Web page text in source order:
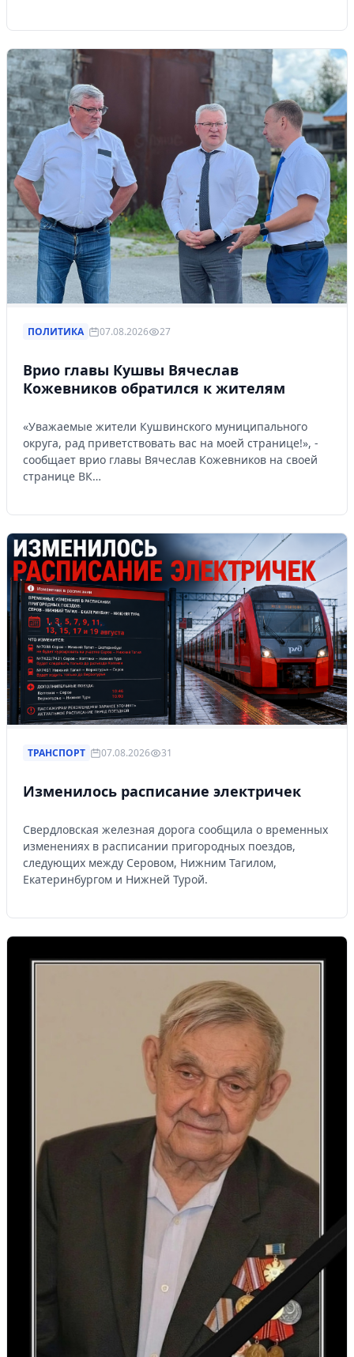
ПОЛИТИКА 07.08.2026 27
Врио главы Кушвы Вячеслав
Кожевников обратился к жителям
«Уважаемые жители Кушвинского муниципального
округа, рад приветствовать вас на моей странице!», -
сообщает врио главы Вячеслав Кожевников на своей
странице ВК…
ТРАНСПОРТ 07.08.2026 31
Изменилось расписание электричек
Свердловская железная дорога сообщила о временных
изменениях в расписании пригородных поездов,
следующих между Серовом, Нижним Тагилом,
Екатеринбургом и Нижней Турой.